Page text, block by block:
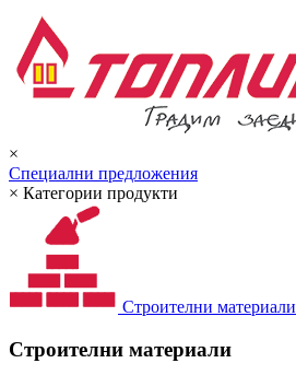
×
Специални предложения
× Категории продукти
Строителни материали
Строителни материали